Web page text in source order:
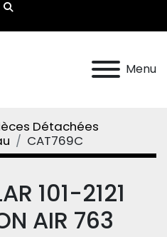
Rechercher
Menu
Détachées
CAT769C
101-2121
AIR 763